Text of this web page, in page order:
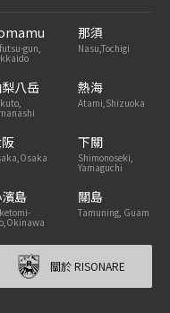
gun,
那須
Nasu,Tochigi
梨八岳 熱海
Atami,Shizuoka
下關
Shimonoseki,
Yamaguchi
島 關島
Tamuning, Guam
關於 RISONARE